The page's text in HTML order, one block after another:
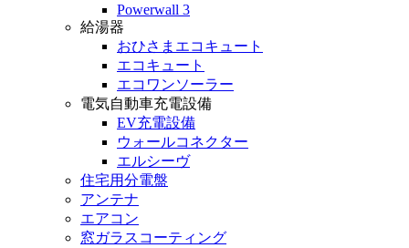
Powerwall 3
給湯器
おひさまエコキュート
エコキュート
エコワンソーラー
電気自動車充電設備
EV充電設備
ウォールコネクター
エルシーヴ
住宅用分電盤
アンテナ
エアコン
窓ガラスコーティング